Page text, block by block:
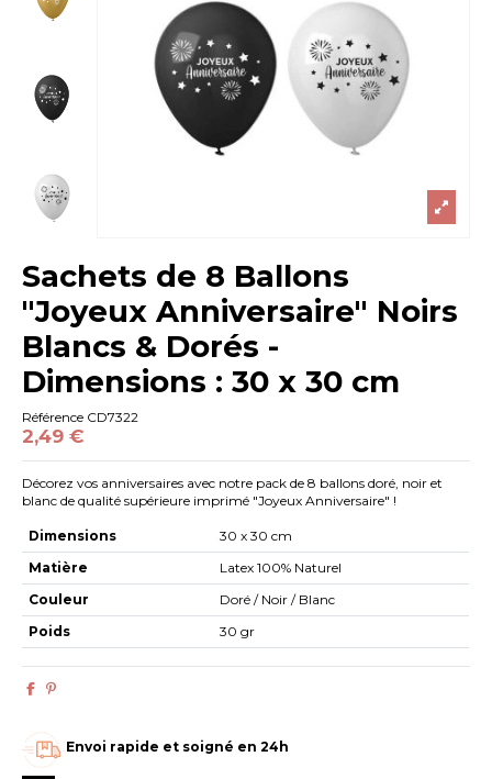
Sachets de 8 Ballons
"Joyeux Anniversaire" Noirs
Blancs & Dorés -
Dimensions : 30 x 30 cm
Référence CD7322
2,49 €
Décorez vos anniversaires avec notre pack de 8 ballons doré, noir et
blanc de qualité supérieure imprimé "Joyeux Anniversaire" !
Dimensions
30 x 30 cm
Matière
Latex 100% Naturel
Couleur
Doré / Noir / Blanc
Poids
30 gr
Envoi rapide et soigné en 24h